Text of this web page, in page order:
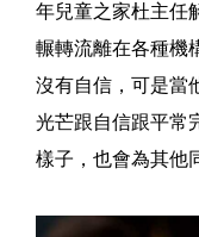
年兒童之家杜主任
輾轉流離在各種機
沒有自信，可是當
光芒跟自信跟平常
樣子，也會為其他